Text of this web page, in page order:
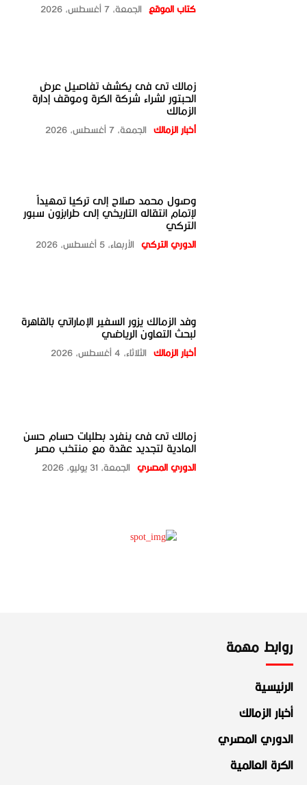
كتاب الموقع الجمعة، 7 أغسطس، 2026
زمالك تى فى يكشف تفاصيل عرض
الحبتور لشراء شركة الكرة وموقف إدارة
الزمالك
أخبار الزمالك الجمعة، 7 أغسطس، 2026
وصول محمد صلاح إلى تركيا تمهيداً
لإتمام انتقاله التاريخي إلى طرابزون سبور
التركي
الدوري التركي الأربعاء، 5 أغسطس، 2026
وفد الزمالك يزور السفير الإماراتي بالقاهرة
لبحث التعاون الرياضي
أخبار الزمالك الثلاثاء، 4 أغسطس، 2026
زمالك تى فى ينفرد بطلبات حسام حسن
المادية لتجديد عقدة مع منتخب مصر
الدوري المصري الجمعة، 31 يوليو، 2026
روابط مهمة
الرئيسية
أخبار الزمالك
الدوري المصري
الكرة العالمية